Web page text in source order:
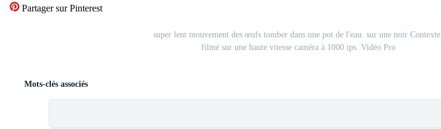
Partager sur Pinterest
super lent mouvement des œufs tomber dans une pot de l'eau. sur une noir Contexte.
filmé sur une haute vitesse caméra à 1000 ips. Vidéo Pro
Mots-clés associés